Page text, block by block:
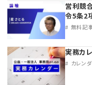
営利競
令5条2
無料記
実務カ
カレン